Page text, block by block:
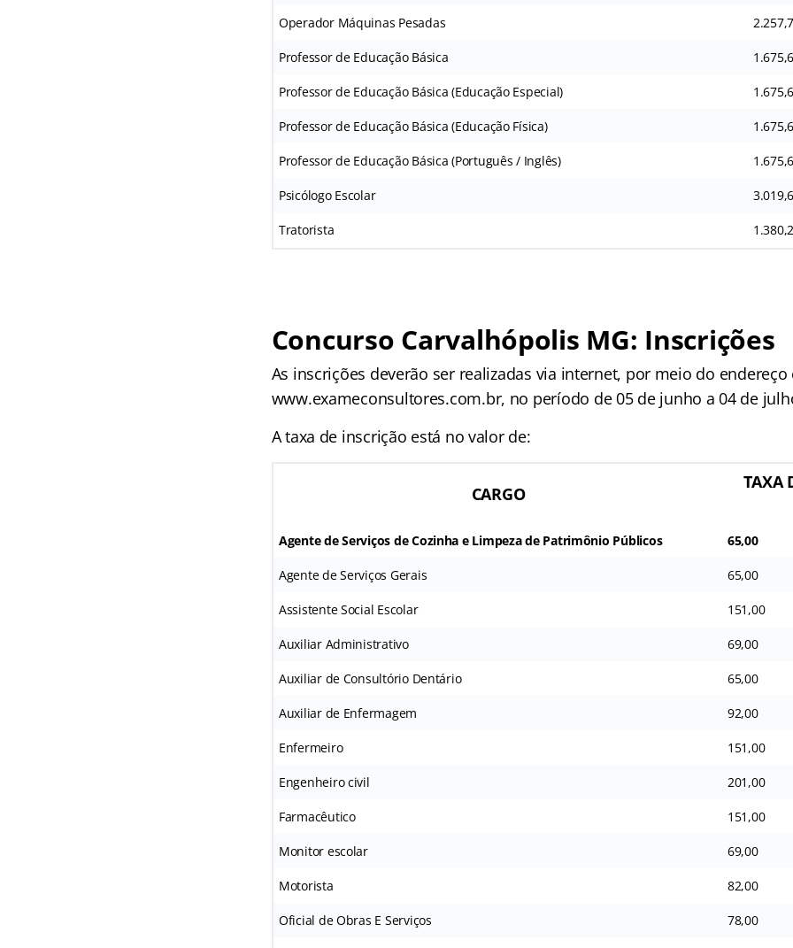
Operador Máquinas Pesadas
Professor de Educação Básica
Professor de Educação Básica (Educação Especial)
Professor de Educação Básica (Educação Física)
Professor de Educação Básica (Português / Inglês)
Psicólogo Escolar
Tratorista
Concurso Carvalhópolis MG: Inscrições
As inscrições deverão ser realizadas via internet, por meio do
www.exameconsultores.com.br, no período de 05 de junho a 04 de
A taxa de inscrição está no valor de:
CARGO
TAXA
Agente de Serviços de Cozinha e Limpeza de Patrimônio Públicos 65,00
Agente de Serviços Gerais 65,00
Assistente Social Escolar 151,00
Auxiliar Administrativo 69,00
Auxiliar de Consultório Dentário 65,00
Auxiliar de Enfermagem 92,00
Enfermeiro 151,00
Engenheiro civil 201,00
Farmacêutico 151,00
Monitor escolar 69,00
Motorista 82,00
Oficial de Obras E Serviços 78,00